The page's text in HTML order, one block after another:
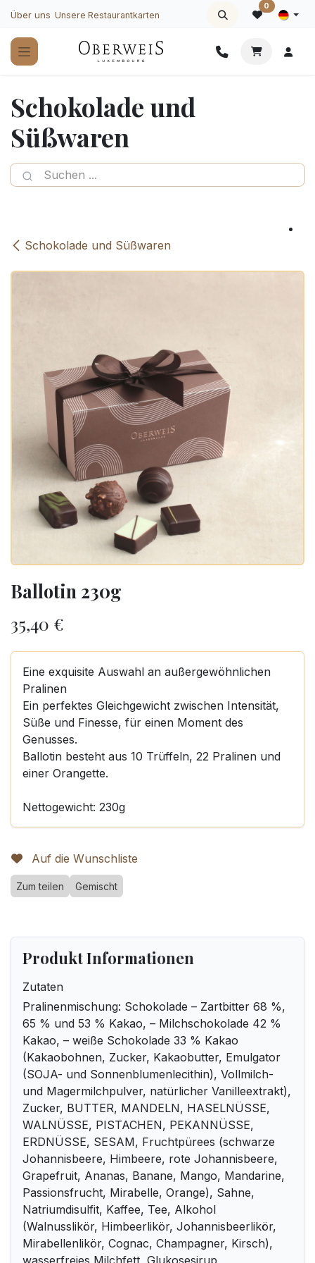
Zum Inhalt springen
Über uns Unsere Restaurantkarten
0
Schokolade und
Süßwaren
Schokolade und Süßwaren
Ballotin 230g
35,40 €
Eine exquisite Auswahl an außergewöhnlichen
Pralinen
Ein perfektes Gleichgewicht zwischen Intensität,
Süße und Finesse, für einen Moment des
Genusses.
Ballotin besteht aus 10 Trüffeln, 22 Pralinen und
einer Orangette.
Nettogewicht: 230g
Auf die Wunschliste
Zum teilen Gemischt
Produkt Informationen
Zutaten
Pralinenmischung: Schokolade – Zartbitter 68 %,
65 % und 53 % Kakao, – Milchschokolade 42 %
Kakao, – weiße Schokolade 33 % Kakao
(Kakaobohnen, Zucker, Kakaobutter, Emulgator
(SOJA- und Sonnenblumenlecithin), Vollmilch-
und Magermilchpulver, natürlicher Vanilleextrakt),
Zucker, BUTTER, MANDELN, HASELNÜSSE,
WALNÜSSE, PISTACHEN, PEKANNÜSSE,
ERDNÜSSE, SESAM, Fruchtpürees (schwarze
Johannisbeere, Himbeere, rote Johannisbeere,
Grapefruit, Ananas, Banane, Mango, Mandarine,
Passionsfrucht, Mirabelle, Orange), Sahne,
Natriumdisulfit, Kaffee, Tee, Alkohol
(Walnusslikör, Himbeerlikör, Johannisbeerlikör,
Mirabellenlikör, Cognac, Champagner, Kirsch),
wasserfreies Milchfett, Glukosesirup,